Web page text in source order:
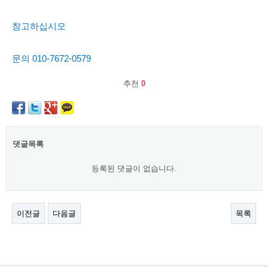
참고하십시오
문의 010-7672-0579
추천 0
댓글목록
등록된 댓글이 없습니다.
이전글 다음글 목록